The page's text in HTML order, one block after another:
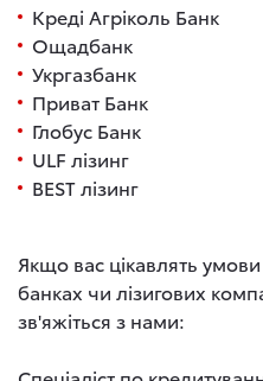
Креді Агріколь Банк
Ощадбанк
Укргазбанк
Приват Банк
Глобус Банк
ULF лізинг
BEST лізинг
Якщо вас цікавлять
банках чи лізигових
зв'яжіться з нами: